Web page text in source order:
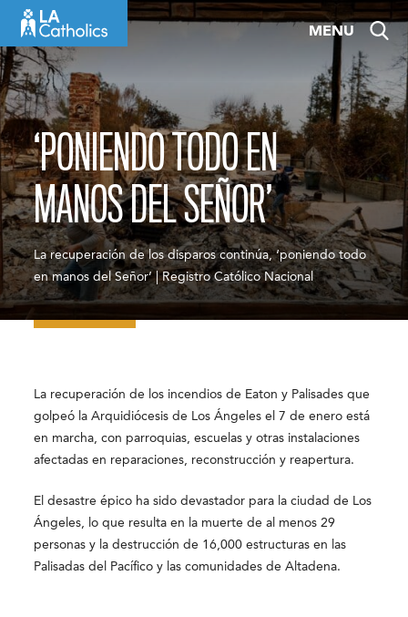
content
MENU
‘PONIENDO TODO EN
MANOS DEL SEÑOR’
La recuperación de los disparos continúa, ‘poniendo todo
en manos del Señor’ | Registro Católico Nacional
La recuperación de los incendios de Eaton y Palisades que
golpeó la Arquidiócesis de Los Ángeles el 7 de enero está
en marcha, con parroquias, escuelas y otras instalaciones
afectadas en reparaciones, reconstrucción y reapertura.
El desastre épico ha sido devastador para la ciudad de Los
Ángeles, lo que resulta en la muerte de al menos 29
personas y la destrucción de 16,000 estructuras en las
Palisadas del Pacífico y las comunidades de Altadena.